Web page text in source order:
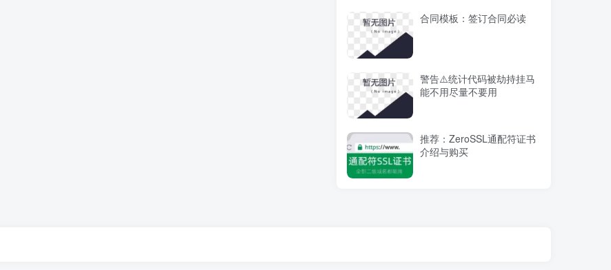
合同模板：签订合同必读
警告⚠️统计代码被劫持挂马
能不用尽量不要用
推荐：ZeroSSL通配符证书
介绍与购买